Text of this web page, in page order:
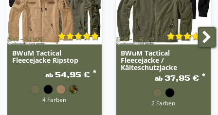
BWuM Tactical
Fleecejacke Ripstop
ab 54,95 € *
4 Farben
BWuM Tactical
Fleecejacke /
Kälteschutzjacke
ab 37,95 € *
2 Farben